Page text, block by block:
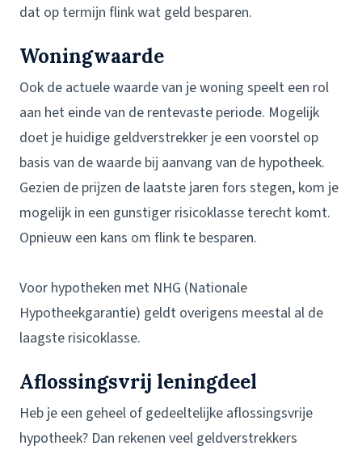
dat op termijn flink wat geld besparen.
Woningwaarde
Ook de actuele waarde van je woning speelt een rol
aan het einde van de rentevaste periode. Mogelijk
doet je huidige geldverstrekker je een voorstel op
basis van de waarde bij aanvang van de hypotheek.
Gezien de prijzen de laatste jaren fors stegen, kom je
mogelijk in een gunstiger risicoklasse terecht komt.
Opnieuw een kans om flink te besparen.
Voor hypotheken met NHG (Nationale
Hypotheekgarantie) geldt overigens meestal al de
laagste risicoklasse.
Aflossingsvrij leningdeel
Heb je een geheel of gedeeltelijke aflossingsvrije
hypotheek? Dan rekenen veel geldverstrekkers